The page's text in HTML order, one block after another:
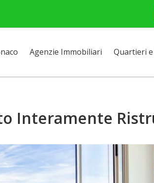
Agenzie Immobiliari Quartieri e
Interamente